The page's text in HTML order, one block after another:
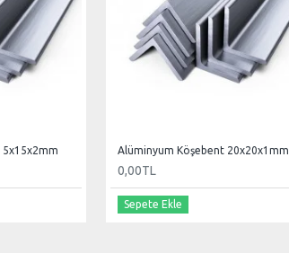
Alüminyum Köşebent 20x20x1mm
0,00TL
Sepete Ekle